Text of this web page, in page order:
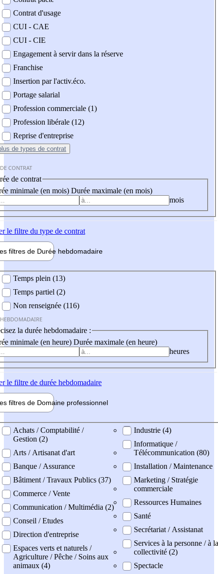
Contrat d'usage
CUI - CAE
CUI - CIE
Engagement à servir dans la réserve
Franchise
Insertion par l'activ.éco.
Portage salarial
Profession commerciale (1)
Profession libérale (12)
Reprise d'entreprise
de types de contrat
CONTRAT
de contrat
minimale (en mois) Durée maximale (en mois)
mois
le filtre du type de contrat
filtres de Durée hebdomadaire
Temps plein (13)
Temps partiel (2)
Non renseignée (116)
la durée hebdomadaire :
minimale (en heure) Durée maximale (en heure)
heures
le filtre de durée hebdomadaire
filtres de Domaine professionnel
professionel
Achats / Comptabilité /
Gestion (2)
Arts / Artisanat d'art
Banque / Assurance
Bâtiment / Travaux Publics (37)
Commerce / Vente
Communication / Multimédia (2)
Conseil / Etudes
Direction d'entreprise
Espaces verts et naturels /
Agriculture / Pêche / Soins aux
animaux (4)
Industrie (4)
Informatique /
Télécommunication (80)
Installation / Maintenance
Marketing / Stratégie
commerciale
Ressources Humaines
Santé
Secrétariat / Assistanat
Services à la personne / à la
collectivité (2)
Spectacle